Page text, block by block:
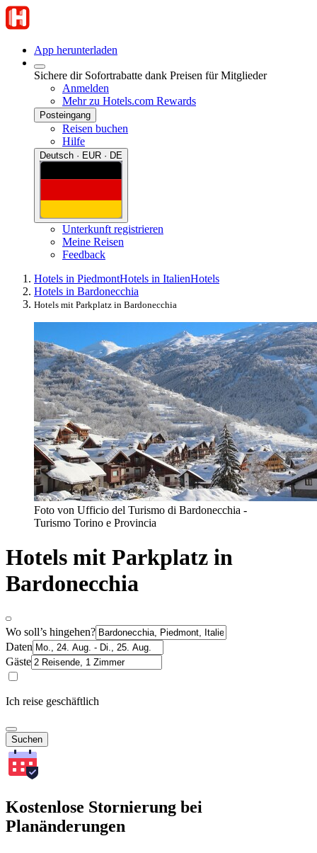
App herunterladen
Sichere dir Sofortrabatte dank Preisen für Mitglieder
Anmelden
Mehr zu Hotels.com Rewards
Posteingang
Reisen buchen
Hilfe
Deutsch · EUR · DE
Unterkunft registrieren
Meine Reisen
Feedback
Hotels in PiedmontHotels in ItalienHotels
Hotels in Bardonecchia
Hotels mit Parkplatz in Bardonecchia
Foto von Ufficio del Turismo di Bardonecchia -
Turismo Torino e Provincia
Hotels mit Parkplatz in
Bardonecchia
Wo soll’s hingehen?
Daten
Gäste
Ich reise geschäftlich
Suchen
Kostenlose Stornierung bei
Planänderungen